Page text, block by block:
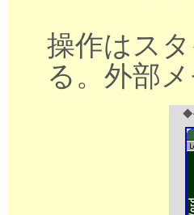
操作はス
る。外部
◆